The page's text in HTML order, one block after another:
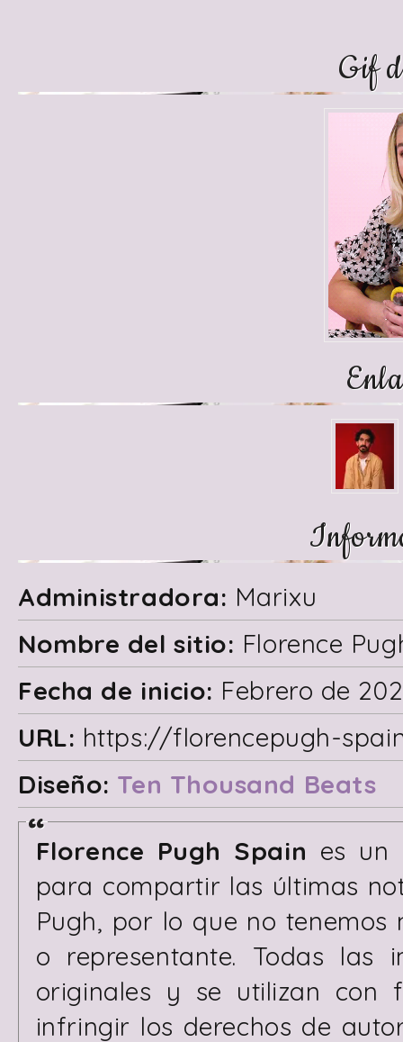
Gif
Administradora: Marixu
Nombre del sitio: Florence
Fecha de inicio: Febrero de
URL: https://florencepugh-
Diseño: Ten Thousand Beats
Florence Pugh Spain es un
para compartir las últimas
Pugh, por lo que no
o representante. Todas las
originales y se utilizan con
infringir los derechos de